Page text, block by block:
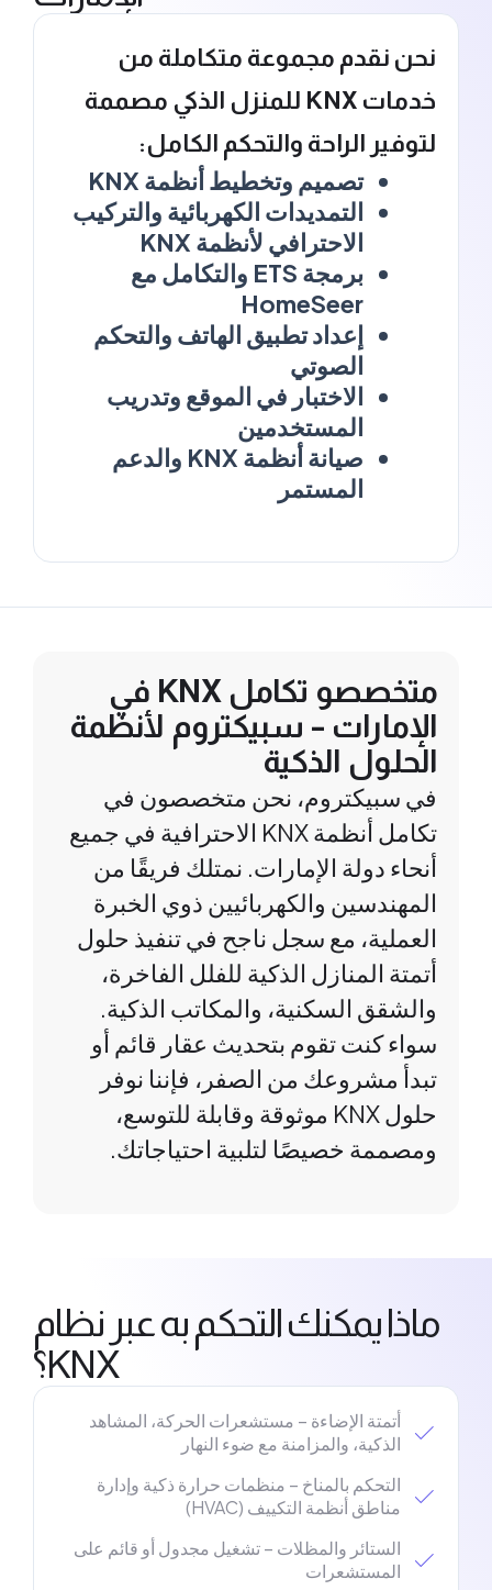
نحن نقدم مجموعة متكاملة من
خدمات KNX للمنزل الذكي مصممة
لتوفير الراحة والتحكم الكامل:
تصميم وتخطيط أنظمة KNX
التمديدات الكهربائية والتركيب
الاحترافي لأنظمة KNX
برمجة ETS والتكامل مع
HomeSeer
إعداد تطبيق الهاتف والتحكم
الصوتي
الاختبار في الموقع وتدريب
المستخدمين
صيانة أنظمة KNX والدعم
المستمر
متخصصو تكامل KNX في
الإمارات – سبيكتروم لأنظمة
الحلول الذكية
في سبيكتروم، نحن متخصصون في
تكامل أنظمة KNX الاحترافية في جميع
أنحاء دولة الإمارات. نمتلك فريقًا من
المهندسين والكهربائيين ذوي الخبرة
العملية، مع سجل ناجح في تنفيذ حلول
أتمتة المنازل الذكية للفلل الفاخرة،
والشقق السكنية، والمكاتب الذكية.
سواء كنت تقوم بتحديث عقار قائم أو
تبدأ مشروعك من الصفر، فإننا نوفر
حلول KNX موثوقة وقابلة للتوسع،
ومصممة خصيصًا لتلبية احتياجاتك.
يمكنك التحكم به عبر نظام
KNX؟
أتمتة الإضاءة – مستشعرات الحركة، المشاهد
الذكية، والمزامنة مع ضوء النهار
التحكم بالمناخ – منظمات حرارة ذكية وإدارة
مناطق أنظمة التكييف (HVAC)
الستائر والمظلات – تشغيل مجدول أو قائم على
المستشعرات